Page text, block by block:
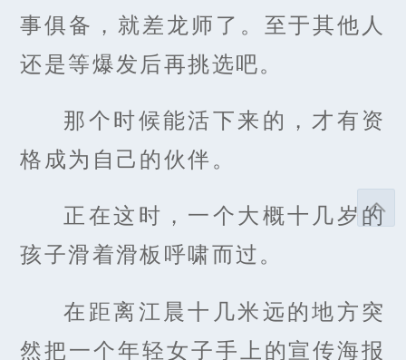
事俱备，就差龙师了。至于其他人
还是等爆发后再挑选吧。
那个时候能活下来的，才有资
格成为自己的伙伴。
正在这时，一个大概十几岁的
孩子滑着滑板呼啸而过。
在距离江晨十几米远的地方突
然把一个年轻女子手上的宣传海报